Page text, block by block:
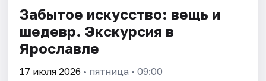
Забытое искусство: вещь и
шедевр. Экскурсия в
Ярославле
17 июля 2026 • пятница • 09:00